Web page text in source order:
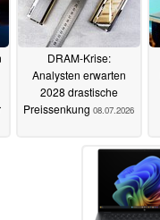
DRAM-Krise:
Analysten erwarten
2028 drastische
Preissenkung 08.07.2026